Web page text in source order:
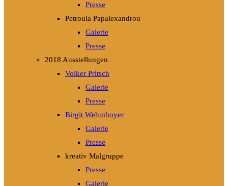
Presse
Petroula Papalexandrou
Galerie
Presse
2018 Ausstellungen
Volker Pritsch
Galerie
Presse
Birgit Wehmhoyer
Galerie
Presse
kreativ Malgruppe
Presse
Galerie